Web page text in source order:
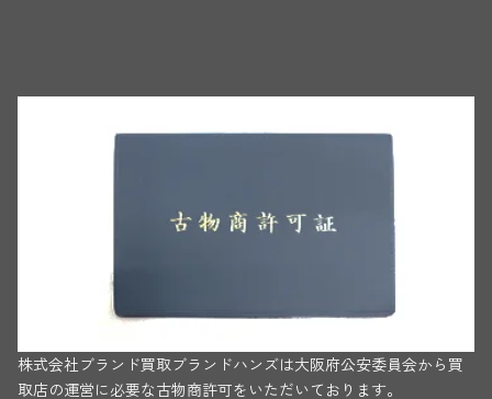
株式会社ブランド買取ブランドハンズは大阪府公安委員会から買
取店の運営に必要な古物商許可をいただいております。